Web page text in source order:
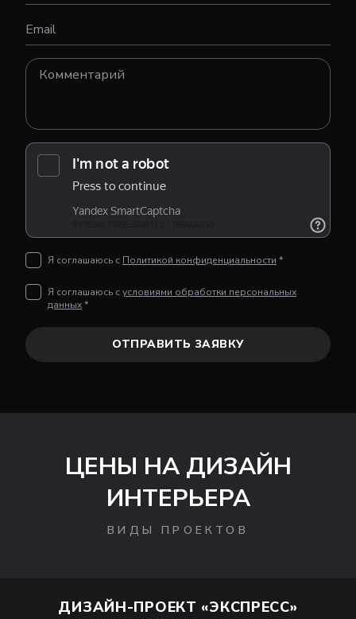
Email
Я соглашаюсь с Политикой конфиденциальности *
Я соглашаюсь сусловиями обработки персональных
данных*
ОТПРАВИТЬ ЗАЯВКУ
ЦЕНЫ НА ДИЗАЙН
ИНТЕРЬЕРА
ВИДЫ ПРОЕКТОВ
ДИЗАЙН-ПРОЕКТ «ЭКСПРЕСС»